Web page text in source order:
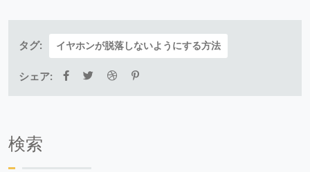
タグ: イヤホンが脱落しないようにする方法
シェア:
検索